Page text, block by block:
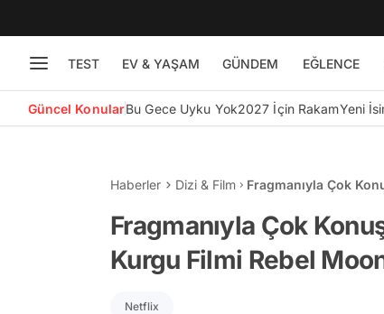
TEST EV & YAŞAM GÜNDEM EĞLENCE
Güncel KonularBu Gece Uyku Yok2027 İçin RakamYeni
Haberler Dizi & Film
Fragmanıyla Çok
Fragmanıyla Çok
Kurgu Filmi Rebel
Netflix